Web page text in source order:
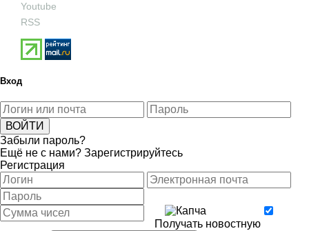
Youtube
RSS
Вход
Забыли пароль?
Ещё не с нами? Зарегистрируйтесь
Регистрация
Получать новостную